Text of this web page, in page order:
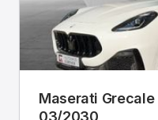
Maserati Grecale
03/2030